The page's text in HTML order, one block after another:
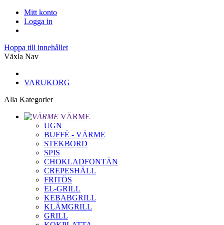
Mitt konto
Logga in
Hoppa till innehållet
Växla Nav
VARUKORG
Alla Kategorier
VÄRME
UGN
BUFFÈ - VÄRME
STEKBORD
SPIS
CHOKLADFONTÄN
CREPESHÄLL
FRITÖS
EL-GRILL
KEBABGRILL
KLÄMGRILL
GRILL